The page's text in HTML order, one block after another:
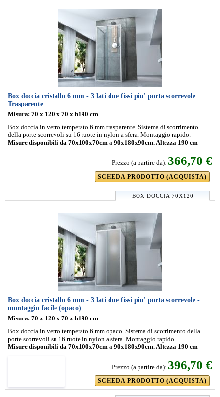
Box doccia cristallo 6 mm - 3 lati due fissi piu' porta scorrevole
Trasparente
Misura: 70 x 120 x 70 x h190 cm
Box doccia in vetro temperato 6 mm trasparente. Sistema di scorrimento
della porte scorrevoli su 16 ruote in nylon a sfera. Montaggio rapido.
Misure disponibili da 70x100x70cm a 90x180x90cm. Altezza 190 cm
Prezzo (a partire da): 366,70 €
SCHEDA PRODOTTO (ACQUISTA)
BOX DOCCIA 70X120
Box doccia cristallo 6 mm - 3 lati due fissi piu' porta scorrevole -
montaggio facile (opaco)
Misura: 70 x 120 x 70 x h190 cm
Box doccia in vetro temperato 6 mm opaco. Sistema di scorrimento della
porte scorrevoli su 16 ruote in nylon a sfera. Montaggio rapido.
Misure disponibili da 70x100x70cm a 90x180x90cm. Altezza 190 cm
Prezzo (a partire da): 396,70 €
SCHEDA PRODOTTO (ACQUISTA)